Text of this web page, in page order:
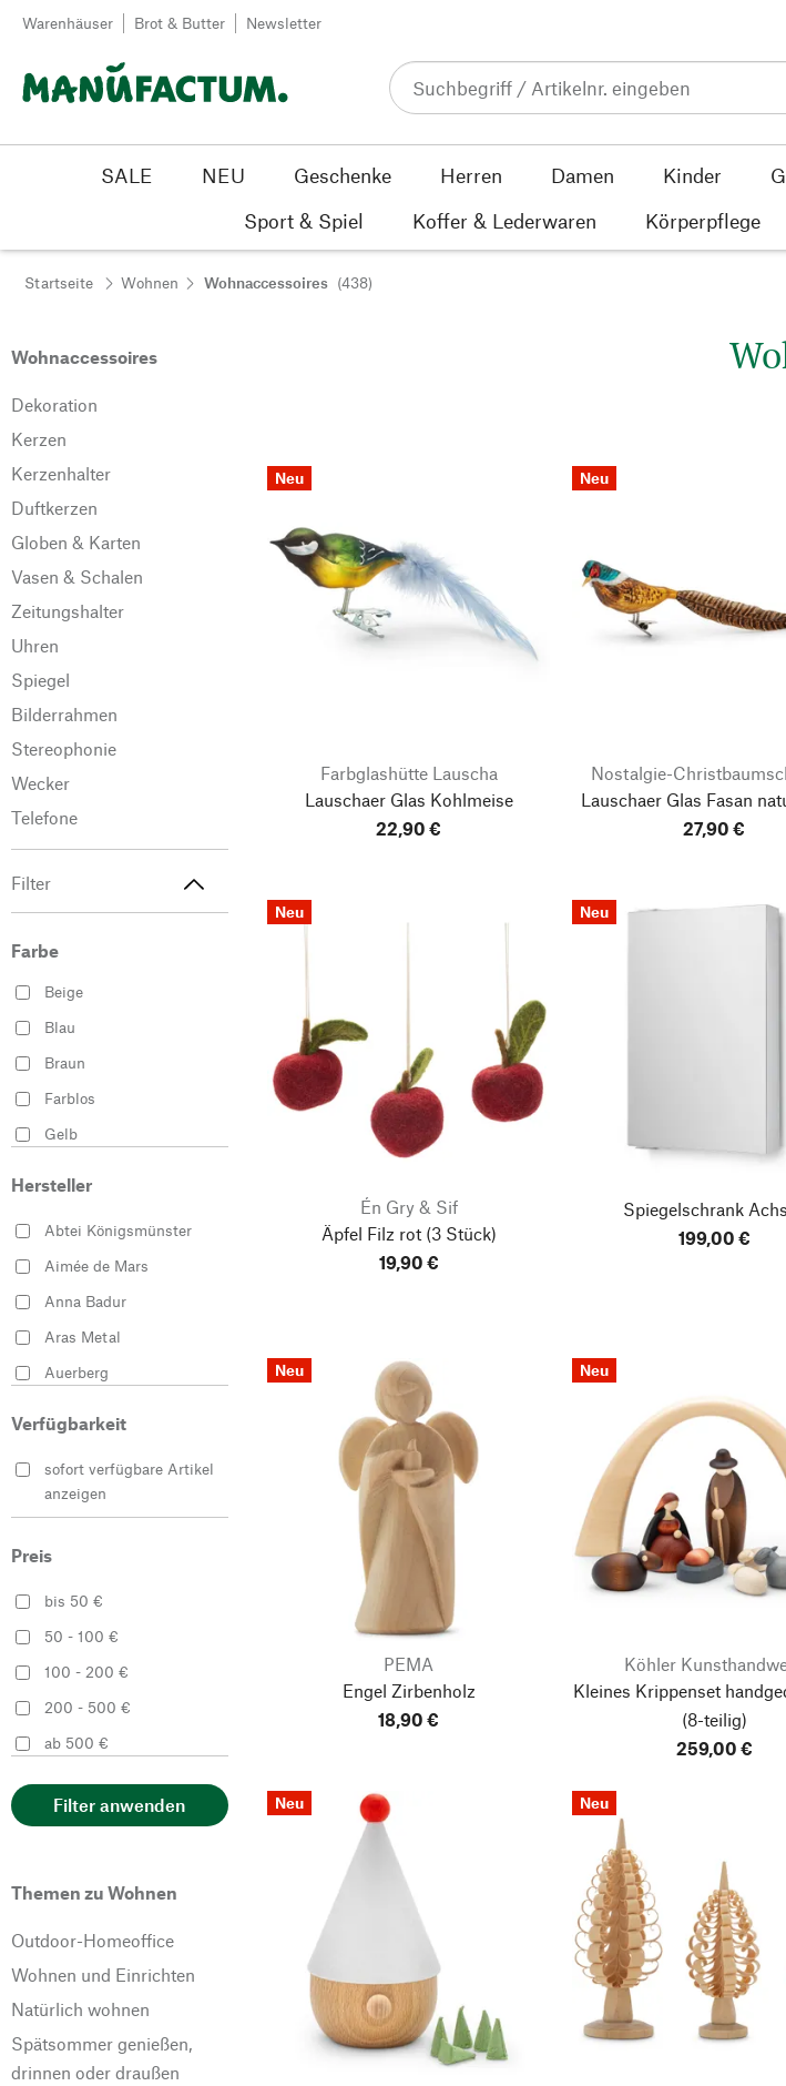
Zum Inhalt springen
Warenhäuser Brot & Butter Newsletter
SALE NEU Geschenke Herren Damen Kinder
Sport & Spiel
Koffer & Lederwaren Körperpflege
Startseite Wohnen Wohnaccessoires (438)
Wohnaccessoires
Dekoration
Kerzen
Kerzenhalter
Duftkerzen
Globen & Karten
Vasen & Schalen
Zeitungshalter
Uhren
Spiegel
Bilderrahmen
Stereophonie
Wecker
Telefone
Filter
Farbe
Beige
Blau
Braun
Farblos
Gelb
Grün
Kupferfarben
Mehrfarbig
Orange
Pink
Rosa
Rot
Schwarz
Silber
Violett
Weiß
Hersteller
Abtei Königsmünster
Aimée de Mars
Anna Badur
Aras Metal
Auerberg
Beske-Manufaktur
Biokema
Braun
Kerzenmanufaktur
Caritas Wendelstein
Werkstätten
Collines de Provence
Denk Keramische
Der Glockenladen
designimdorf
Detoa Albrechtice
Deutscher
Caritasverband
Verfügbarkeit
sofort verfügbare Artikel
anzeigen
Preis
bis 50 €
50 - 100 €
100 - 200 €
200 - 500 €
ab 500 €
Filter anwenden
Themen zu Wohnen
Outdoor-Homeoffice
Wohnen und Einrichten
Natürlich wohnen
Spätsommer genießen,
drinnen oder draußen
Neu
Farbglashütte Lauscha
Lauschaer Glas Kohlmeise
22,90 €
Neu
Nostalgie-
Lauschaer Glas Fasan
27,90 €
Neu
Én Gry & Sif
Äpfel Filz rot(3 Stück)
19,90 €
Neu
Spiegelschrank
199,00 €
Neu
PEMA
Engel Zirbenholz
18,90 €
Neu
Köhler
Kleines Krippenset
(8-teilig)
259,00 €
Neu Neu